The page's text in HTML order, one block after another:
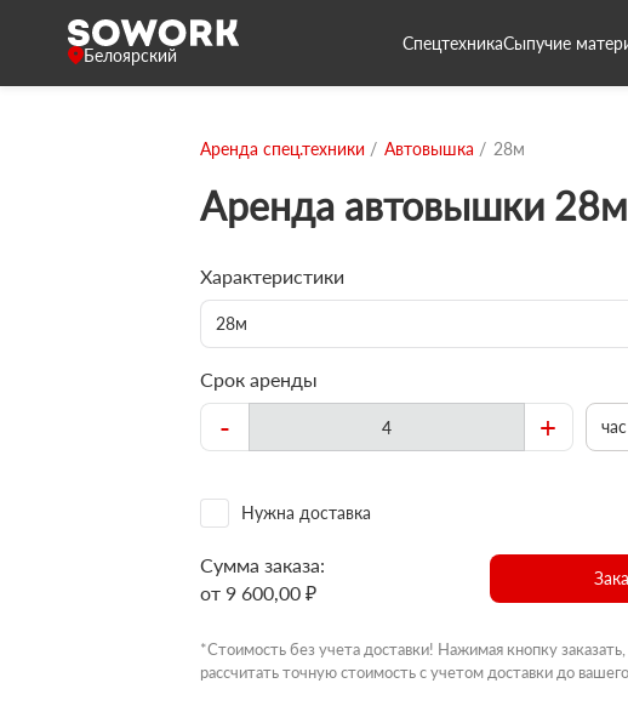
Белоярский
СпецтехникаСыпучие
Аренда спец.техники Автовышка 28м
Аренда автовышки 28м
Характеристики
28м
Срок аренды
- + час
Нужна доставка
Сумма заказа:
от 9 600,00 ₽
*Стоимость без учета доставки! Нажимая кнопку
рассчитать точную стоимость с учетом доставки до вашего